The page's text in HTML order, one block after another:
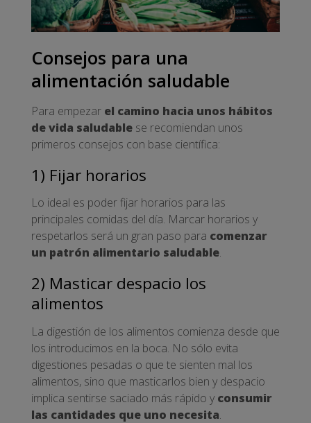
Consejos para una
alimentación saludable
Para empezar el camino hacia unos hábitos
de vida saludable se recomiendan unos
primeros consejos con base científica:
1) Fijar horarios
Lo ideal es poder fijar horarios para las
principales comidas del día. Marcar horarios y
respetarlos será un gran paso para comenzar
un patrón alimentario saludable.
2) Masticar despacio los
alimentos
La digestión de los alimentos comienza desde que
los introducimos en la boca. No sólo evita
digestiones pesadas o que te sienten mal los
alimentos, sino que masticarlos bien y despacio
implica sentirse saciado más rápido y consumir
las cantidades que uno necesita.